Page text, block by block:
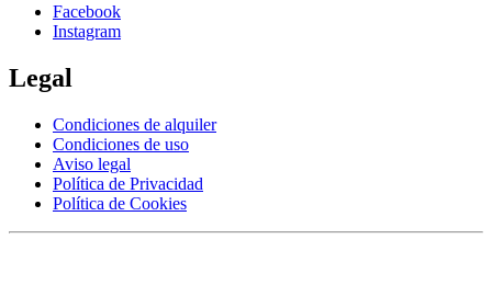
Facebook
Instagram
Legal
Condiciones de alquiler
Condiciones de uso
Aviso legal
Política de Privacidad
Política de Cookies